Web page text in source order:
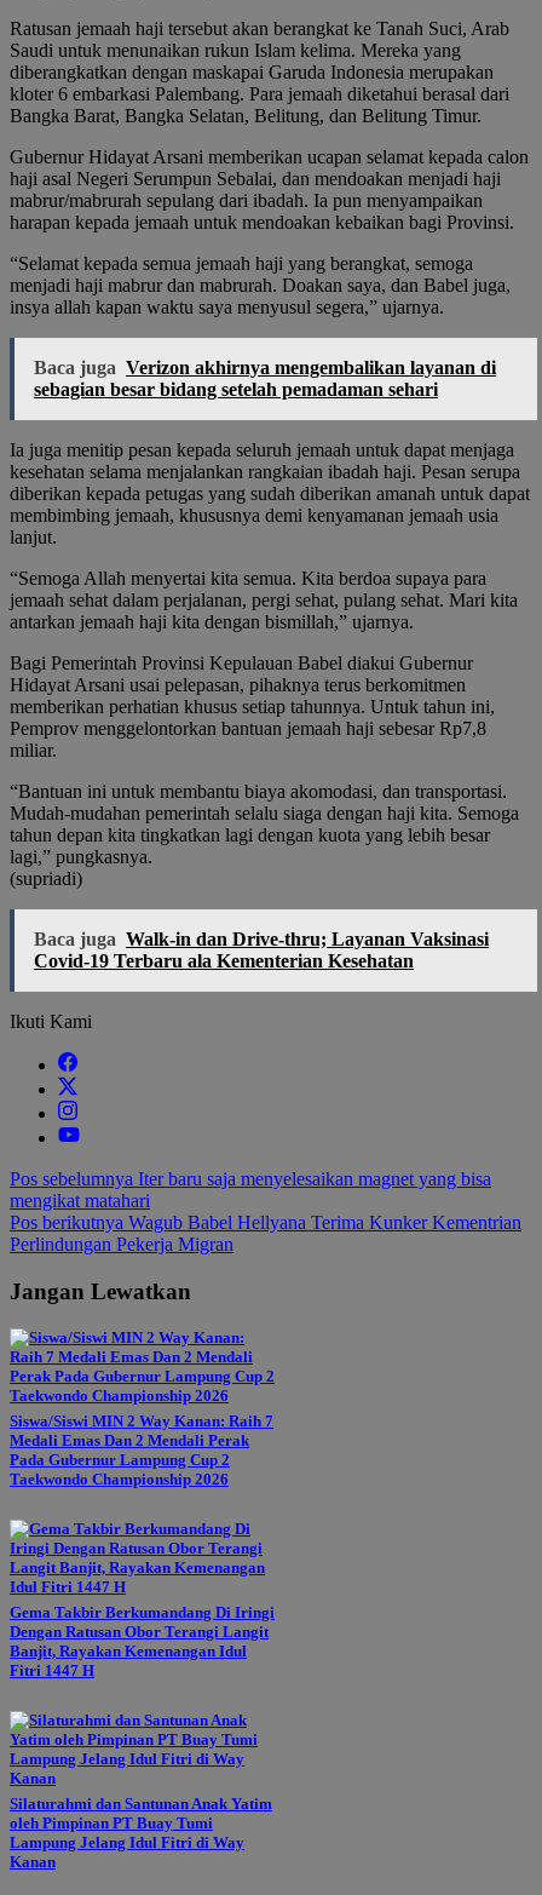
Ratusan jemaah haji tersebut akan berangkat ke Tanah Suci, Arab
Saudi untuk menunaikan rukun Islam kelima. Mereka yang
diberangkatkan dengan maskapai Garuda Indonesia merupakan
kloter 6 embarkasi Palembang. Para jemaah diketahui berasal dari
Bangka Barat, Bangka Selatan, Belitung, dan Belitung Timur.
Gubernur Hidayat Arsani memberikan ucapan selamat kepada calon
haji asal Negeri Serumpun Sebalai, dan mendoakan menjadi haji
mabrur/mabrurah sepulang dari ibadah. Ia pun menyampaikan
harapan kepada jemaah untuk mendoakan kebaikan bagi Provinsi.
“Selamat kepada semua jemaah haji yang berangkat, semoga
menjadi haji mabrur dan mabrurah. Doakan saya, dan Babel juga,
insya allah kapan waktu saya menyusul segera,” ujarnya.
Baca juga Verizon akhirnya mengembalikan layanan di
sebagian besar bidang setelah pemadaman sehari
Ia juga menitip pesan kepada seluruh jemaah untuk dapat menjaga
kesehatan selama menjalankan rangkaian ibadah haji. Pesan serupa
diberikan kepada petugas yang sudah diberikan amanah untuk dapat
membimbing jemaah, khususnya demi kenyamanan jemaah usia
lanjut.
“Semoga Allah menyertai kita semua. Kita berdoa supaya para
jemaah sehat dalam perjalanan, pergi sehat, pulang sehat. Mari kita
antarkan jemaah haji kita dengan bismillah,” ujarnya.
Bagi Pemerintah Provinsi Kepulauan Babel diakui Gubernur
Hidayat Arsani usai pelepasan, pihaknya terus berkomitmen
memberikan perhatian khusus setiap tahunnya. Untuk tahun ini,
Pemprov menggelontorkan bantuan jemaah haji sebesar Rp7,8
miliar.
“Bantuan ini untuk membantu biaya akomodasi, dan transportasi.
Mudah-mudahan pemerintah selalu siaga dengan haji kita. Semoga
tahun depan kita tingkatkan lagi dengan kuota yang lebih besar
lagi,” pungkasnya.
(supriadi)
Baca juga Walk-in dan Drive-thru; Layanan Vaksinasi
Covid-19 Terbaru ala Kementerian Kesehatan
Ikuti Kami
Navigasi
pos
Pos sebelumnya Iter baru saja menyelesaikan magnet yang bisa
mengikat matahari
Pos berikutnya Wagub Babel Hellyana Terima Kunker Kementrian
Perlindungan Pekerja Migran
Jangan Lewatkan
Siswa/Siswi MIN 2 Way Kanan: Raih 7
Medali Emas Dan 2 Mendali Perak
Pada Gubernur Lampung Cup 2
Taekwondo Championship 2026
Gema Takbir Berkumandang Di Iringi
Dengan Ratusan Obor Terangi Langit
Banjit, Rayakan Kemenangan Idul
Fitri 1447 H
Silaturahmi dan Santunan Anak Yatim
oleh Pimpinan PT Buay Tumi
Lampung Jelang Idul Fitri di Way
Kanan